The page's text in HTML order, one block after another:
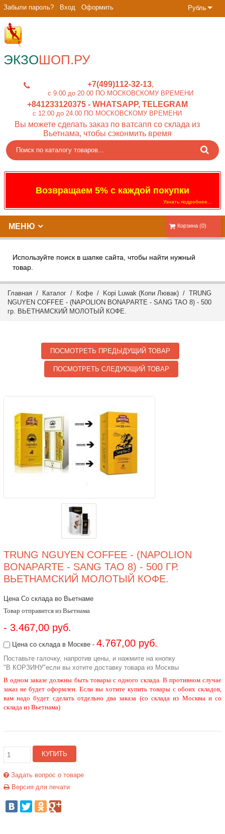
Рубль
Забыли пароль? Вход Оформить
ЭКЗОШОП.РУ
+7(499)112-32-13
c 9.00 до 20.00 ПО МОСКОВСКОМУ ВРЕМЕНИ
+841233120375- WHATSAPP, TELEGRAM
c 12.00 до 24.00 ПО МОСКОВСКОМУ ВРЕМЕНИ
Вы можете сделать заказ по ватсапп со склада из
Вьетнама, чтобы сэконмить время
Возвращаем 5% с каждой покупки
Узнать подробнее...
Корзина (0)
МЕНЮ
Используйте поиск в шапке сайта, чтобы найти нужный
товар.
Главная / Каталог / Кофе / Kopi Luwak (Копи Лювак) / TRUNG
NGUYEN COFFEE - (NAPOLION BONAPARTE - SANG TAO 8) - 500
гр. ВЬЕТНАМСКИЙ МОЛОТЫЙ КОФЕ.
ПОСМОТРЕТЬ ПРЕДЫДУЩИЙ ТОВАР
ПОСМОТРЕТЬ СЛЕДУЮЩИЙ ТОВАР
TRUNG NGUYEN COFFEE - (NAPOLION
BONAPARTE - SANG TAO 8) - 500 ГР.
ВЬЕТНАМСКИЙ МОЛОТЫЙ КОФЕ.
Цена Со склада во Вьетнаме
Товар отправится из Вьетнама
- 3.467,00 руб.
Цена со склада в Москве - 4.767,00 руб.
Поставьте галочку, напротив цены, и нажмите на кнопку
"В КОРЗИНУ"если вы хотите доставку товара из Москвы
В одном заказе должны быть товары с одного склада. В противном случае
заказ не будет оформлен. Если вы хотите купить товары с обоих складов,
вам надо будет сделать отдельно два заказа (со склада из Москвы и со
склада из Вьетнама)
КУПИТЬ
Задать вопрос о товаре
Версия для печати